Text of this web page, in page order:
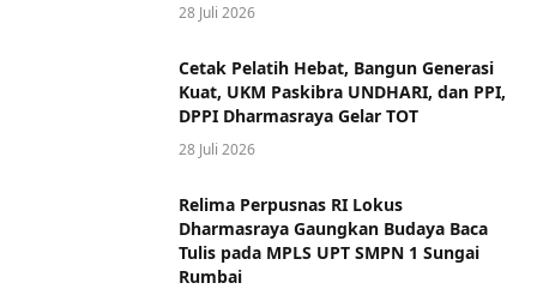
28 Juli 2026
Cetak Pelatih Hebat, Bangun Generasi
Kuat, UKM Paskibra UNDHARI, dan PPI,
DPPI Dharmasraya Gelar TOT
28 Juli 2026
Relima Perpusnas RI Lokus
Dharmasraya Gaungkan Budaya Baca
Tulis pada MPLS UPT SMPN 1 Sungai
Rumbai